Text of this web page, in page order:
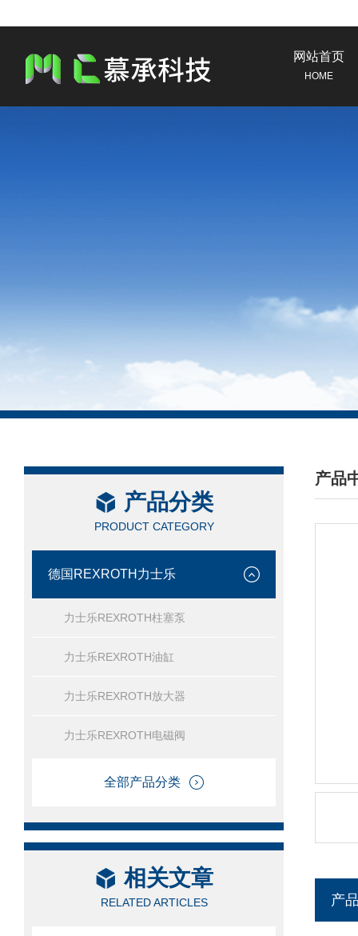
网站首页
HOME
产品分类
PRODUCT CATEGORY
德国REXROTH力士乐
力士乐REXROTH柱塞泵
力士乐REXROTH油缸
力士乐REXROTH放大器
力士乐REXROTH电磁阀
全部产品分类
相关文章
RELATED ARTICLES
产品
/
产